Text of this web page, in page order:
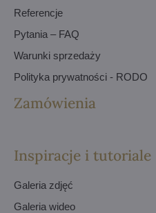
Referencje
Pytania – FAQ
Warunki sprzedaży
Polityka prywatności - RODO
Zamówienia
Inspiracje i tutoriale
Galeria zdjęć
Galeria wideo